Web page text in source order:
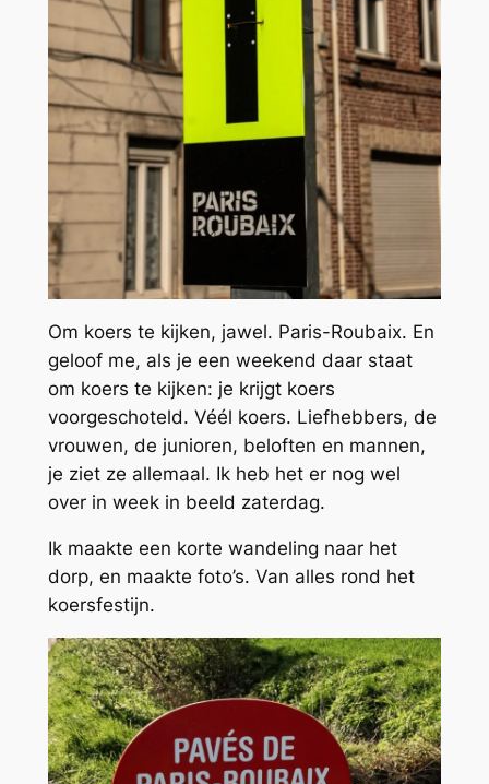
Om koers te kijken, jawel. Paris-Roubaix. En
geloof me, als je een weekend daar staat
om koers te kijken: je krijgt koers
voorgeschoteld. Véél koers. Liefhebbers, de
vrouwen, de junioren, beloften en mannen,
je ziet ze allemaal. Ik heb het er nog wel
over in week in beeld zaterdag.
Ik maakte een korte wandeling naar het
dorp, en maakte foto’s. Van alles rond het
koersfestijn.